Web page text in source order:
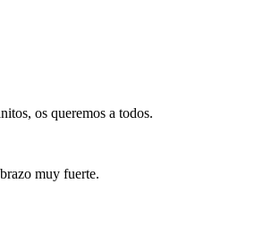
os queremos a todos.
muy fuerte.